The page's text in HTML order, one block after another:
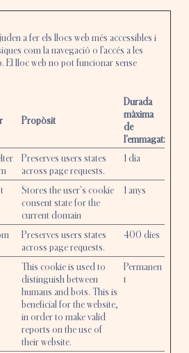
a fer els llocs web més accessibles i
com la navegació o l’accés a les
El lloc web no pot funcionar sense
Propòsit
Durada
màxima
de
Preserves users states
across page requests.
1 dia
Stores the user's cookie
consent state for the
current domain
1 anys
Preserves users states
across page requests.
400 dies
This cookie is used to
distinguish between
humans and bots. This is
beneficial for the website,
in order to make valid
reports on the use of
their website.
Permanen
t